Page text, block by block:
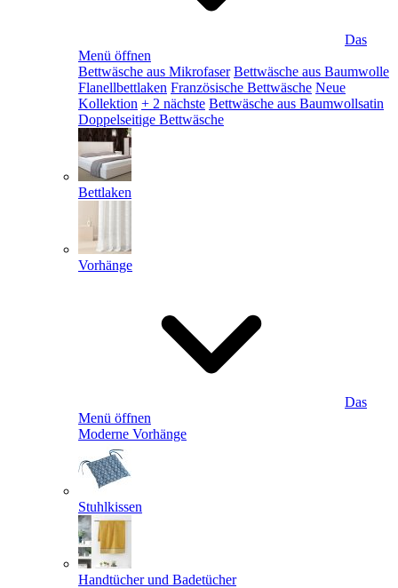
Das
Menü öffnen
Bettwäsche aus Mikrofaser Bettwäsche aus Baumwolle
Flanellbettlaken Französische Bettwäsche Neue
Kollektion + 2 nächste Bettwäsche aus Baumwollsatin
Doppelseitige Bettwäsche
Bettlaken
Vorhänge
Das
Menü öffnen
Moderne Vorhänge
Stuhlkissen
Handtücher und Badetücher